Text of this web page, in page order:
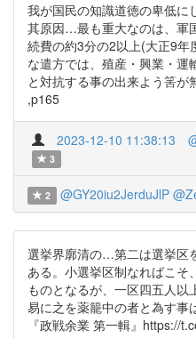
我が国民の知識道徳の卑低に
其原因…最も重大なのは、軍
続費の約3分の2以上(大正9年
な遣方では、殖産・興業・運
と対抗する事の出来よう筈
,p165
2023-12-10 11:38:13
3
2 @GY20iu2JerduJlP
選挙界廓清の…第二は選挙区
ある。小選挙区制なればこそ
ものとなるが、一区四五人
易に之を薬籠中の者と為す事
『政戦余業 第一輯』https://